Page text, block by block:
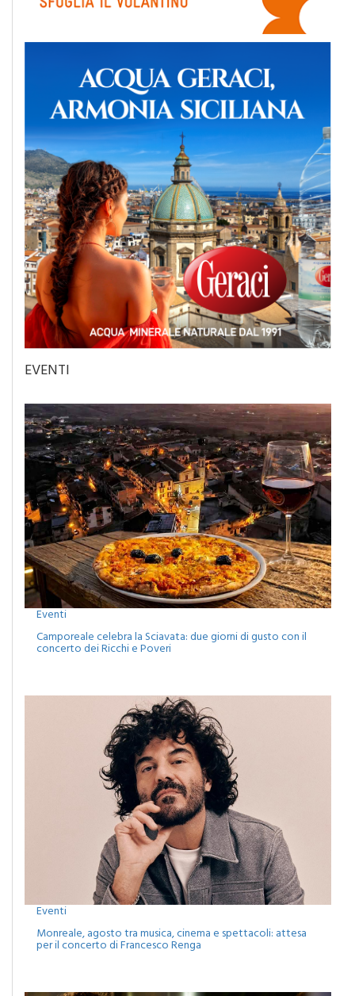
EVENTI
Eventi
Camporeale celebra la Sciavata: due giorni di gusto con il
concerto dei Ricchi e Poveri
Monreale, agosto tra musica, cinema e spettacoli: attesa
per il concerto di Francesco Renga